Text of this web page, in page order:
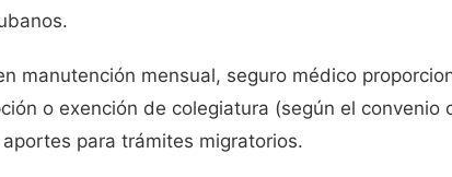
manutención mensual, seguro médico
o exención de colegiatura (según el convenio
para trámites migratorios.